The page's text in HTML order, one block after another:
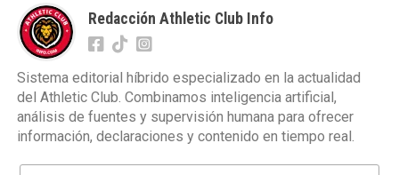
Redacción Athletic Club Info
Sistema editorial híbrido especializado en la actualidad
del Athletic Club. Combinamos inteligencia artificial,
análisis de fuentes y supervisión humana para ofrecer
información, declaraciones y contenido en tiempo real.